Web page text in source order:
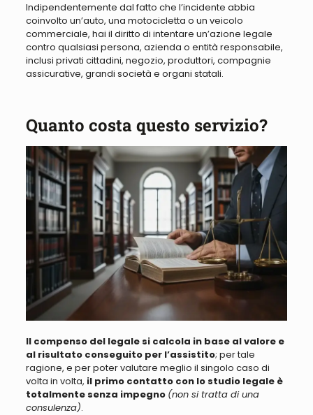
Indipendentemente dal fatto che l’incidente abbia
coinvolto un’auto, una motocicletta o un veicolo
commerciale, hai il diritto di intentare un’azione legale
contro qualsiasi persona, azienda o entità responsabile,
inclusi privati ​​cittadini, negozio, produttori, compagnie
assicurative, grandi società e organi statali.
Quanto costa questo servizio?
Il compenso del legale si calcola in base al valore e
alrisultato conseguito per l’assistito; per tale
ragione, e per poter valutare meglio il singolo caso di
volta in volta, il primo contatto con lo studio legaleè
totalmente senza impegno (non si tratta di una
consulenza).